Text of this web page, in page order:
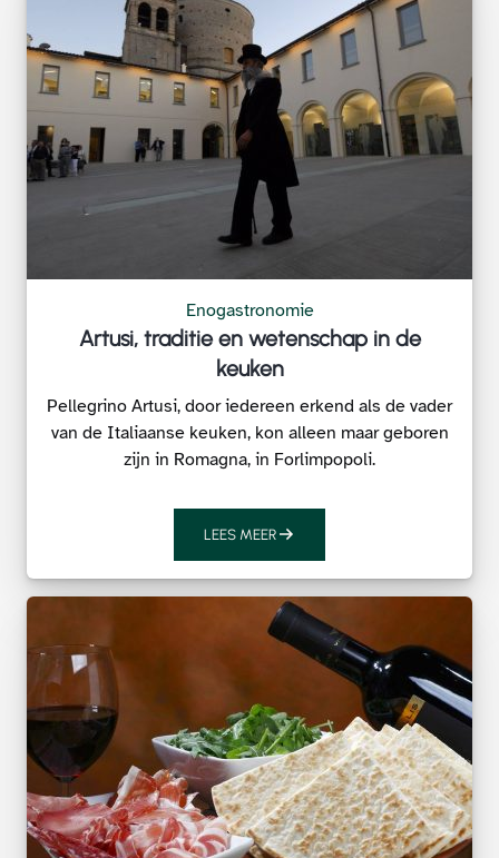
Enogastronomie
Artusi, traditie en wetenschap in de
keuken
Pellegrino Artusi, door iedereen erkend als de vader
van de Italiaanse keuken, kon alleen maar geboren
zijn in Romagna, in Forlimpopoli.
LEES MEER